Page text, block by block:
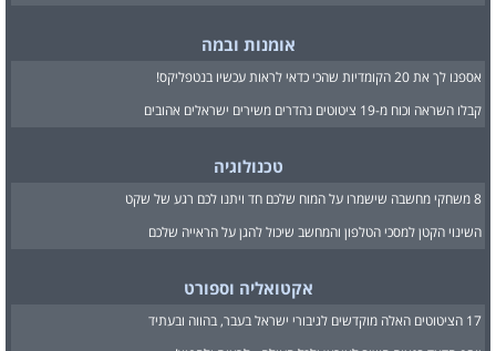
אומנות ובמה
אספנו לך את 20 הקומדיות שהכי כדאי לראות עכשיו בנטפליקס!
קבלו השראה וכוח מ-19 ציטוטים נהדרים משירים ישראלים אהובים
טכנולוגיה
8 משחקי מחשבה שישמרו על המוח שלכם חד ויתנו לכם רגע של שקט
השינוי הקטן למסכי הטלפון והמחשב שיכול להגן על הראייה שלכם
אקטואליה וספורט
17 הציטוטים האלה מוקדשים לגיבורי ישראל בעבר, בהווה ובעתיד